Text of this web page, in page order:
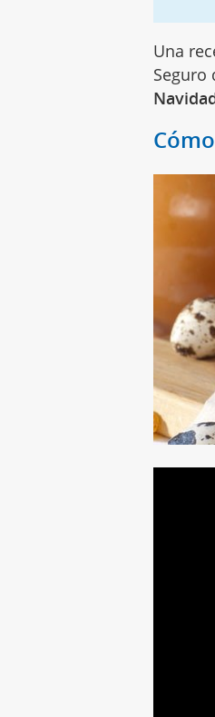
Una
Seguro